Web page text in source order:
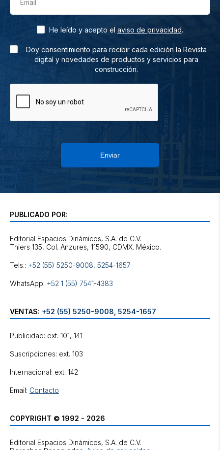
Email
He leído y acepto el aviso de privacidad.
Doy consentimiento para recibir cada edición la Revista
digital y novedades de productos y servicios para
construcción.
Enviar
PUBLICADO POR:
Editorial Espacios Dinámicos, S.A. de C.V.
Tels.: +52 (55) 5250-9008, 5254-1657
WhatsApp: +52 1 (55) 7541-4383
VENTAS: +52 (55) 5250-9008 5254-1657
Publicidad: ext. 101, 141
Suscripciones: ext. 103
Internacional: ext. 142
Email: Contacto
COPYRIGHT © 1992 - 2026
Editorial Espacios Dinámicos, S.A. de C.V.